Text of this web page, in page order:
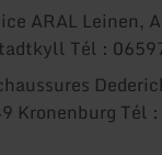
ARAL Leinen,
Tél :
Kronenburg Tél